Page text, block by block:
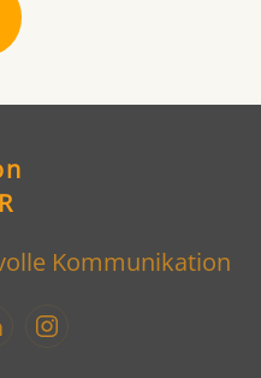
Kommunikation